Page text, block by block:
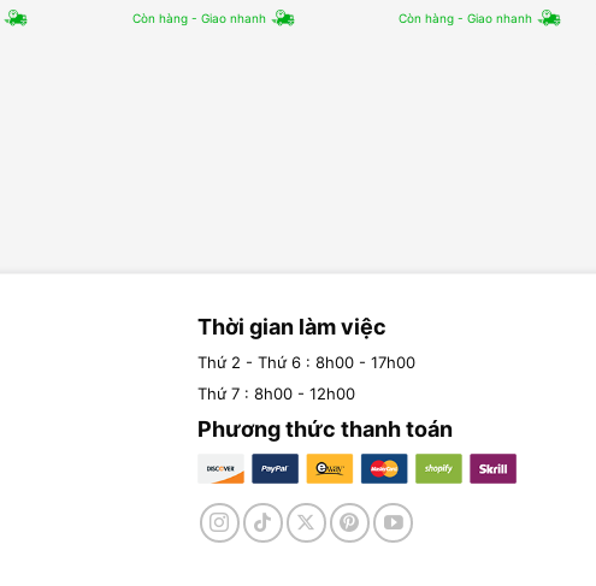
Còn hàng - Giao nhanh Còn hàng - Giao nhanh
Thời gian làm việc
Thứ 2 - Thứ 6 : 8h00 - 17h00
Thứ 7 : 8h00 - 12h00
Phương thức thanh toán